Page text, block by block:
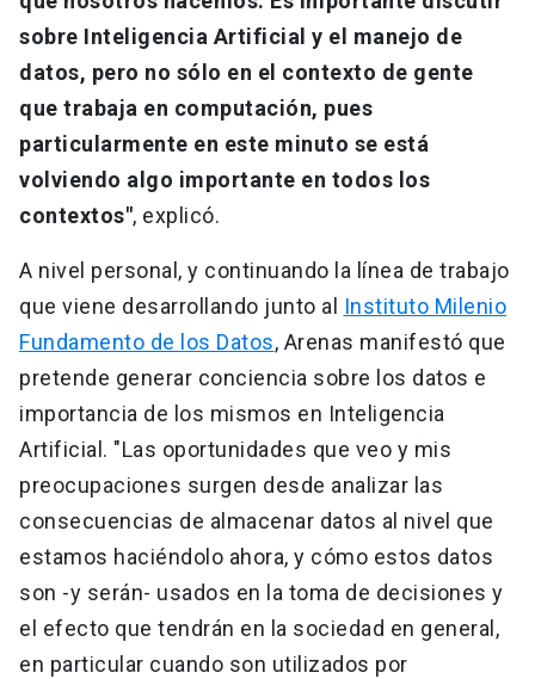
sobre Inteligencia Artificial y el manejo de
datos, pero no sólo en el contexto de gente
que trabaja en computación, pues
particularmente en este minuto se está
volviendo algo importante en todos los
contextos", explicó.
A nivel personal, y continuando la línea de trabajo
que viene desarrollando junto al
Instituto Milenio
Fundamento de los Datos, Arenas manifestó que
pretende generar conciencia sobre los datos e
importancia de los mismos en Inteligencia
Artificial. "Las oportunidades que veo y mis
preocupaciones surgen desde analizar las
consecuencias de almacenar datos al nivel que
estamos haciéndolo ahora, y cómo estos datos
son -y serán- usados en la toma de decisiones y
el efecto que tendrán en la sociedad en general,
en particular cuando son utilizados por